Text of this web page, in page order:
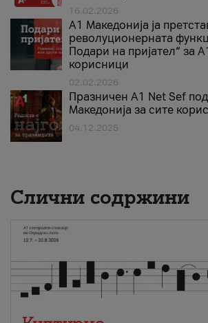
16.02.2026
А1 Македонија ја
револуционерната
Подари на пријател“ за
корисници
02.02.2026
Празничен A1 Net Sеf
Македонија за сите
04.12.2025
Слични содржини